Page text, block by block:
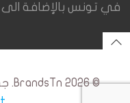
في تونس بالإضافة الى
© 2026 BrandsTn. جميع الحقوق محفوظة © 2021